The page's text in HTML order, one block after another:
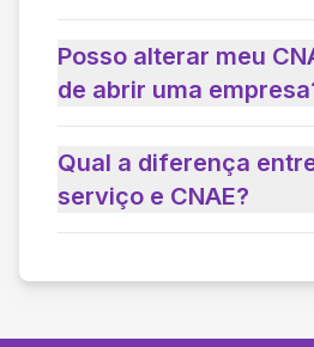
Posso alterar meu
de abrir uma
Qual a diferença
serviço e CNAE?